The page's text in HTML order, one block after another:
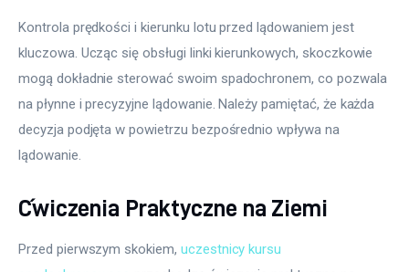
Kontrola prędkości i kierunku lotu przed lądowaniem jest
kluczowa. Ucząc się obsługi linki kierunkowych, skoczkowie
mogą dokładnie sterować swoim spadochronem, co pozwala
na płynne i precyzyjne lądowanie. Należy pamiętać, że każda
decyzja podjęta w powietrzu bezpośrednio wpływa na
lądowanie.
Ćwiczenia Praktyczne na Ziemi
Przed pierwszym skokiem, uczestnicy kursu